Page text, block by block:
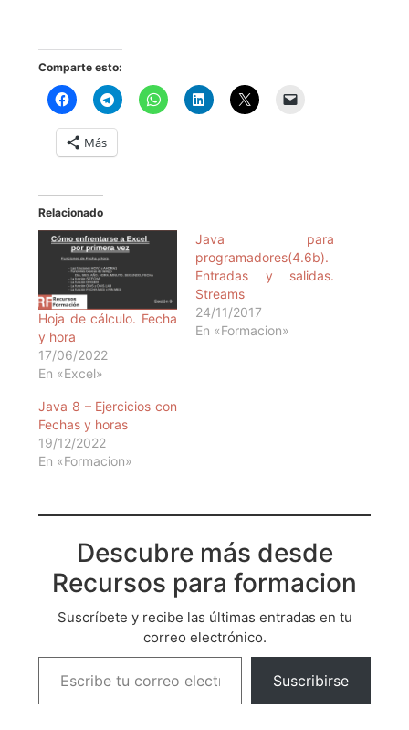
Comparte esto:
Más
Relacionado
Hoja de cálculo. Fecha
y hora
17/06/2022
En «Excel»
Java para
programadores(4.6b).
Entradas y salidas.
Streams
24/11/2017
En «Formacion»
Java 8 – Ejercicios con
Fechas y horas
19/12/2022
En «Formacion»
Descubre más desde
Recursos para formacion
Suscríbete y recibe las últimas entradas en tu
correo electrónico.
Suscribirse